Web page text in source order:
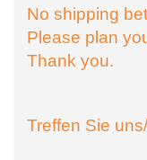
No shipping
Please plan
Thank you.
Treffen Sie